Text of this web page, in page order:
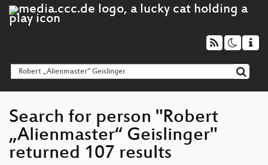
Search for person "Robert
„Alienmaster“ Geislinger"
returned 107 results